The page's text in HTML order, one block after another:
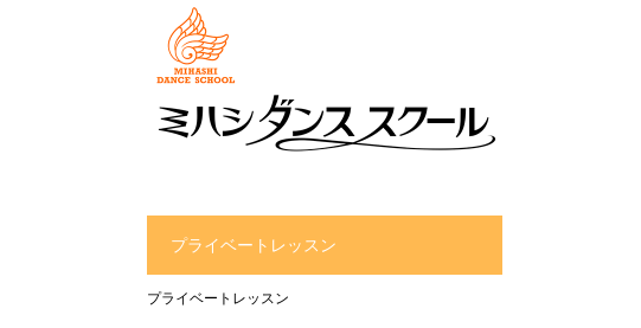
プライベートレッスン
プライベートレッスン